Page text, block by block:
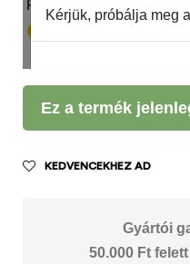
Ez a termék
KEDVENCEKHEZ AD
Gyártói
50.000 Ft